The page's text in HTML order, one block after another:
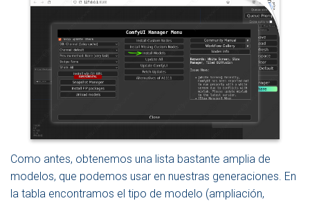
Como antes, obtenemos una lista bastante amplia de
modelos, que podemos usar en nuestras generaciones. En
la tabla encontramos el tipo de modelo (ampliación,